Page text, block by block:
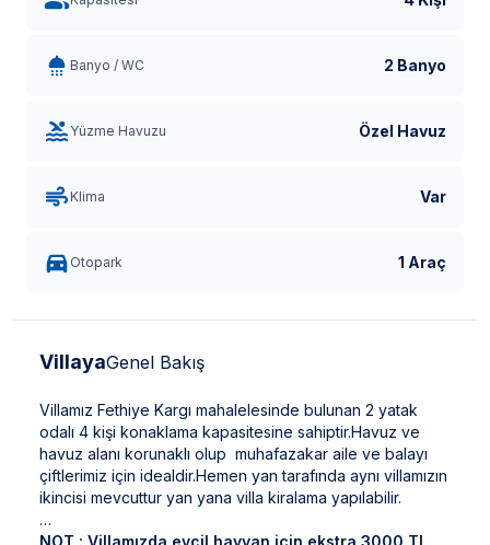
Banyo / WC 2 Banyo
Yüzme Havuzu Özel Havuz
Klima Var
Otopark 1 Araç
VillayaGenel Bakış
Villamız Fethiye Kargı mahalelesinde bulunan 2 yatak
odalı 4 kişi konaklama kapasitesine sahiptir.Havuz ve
havuz alanı korunaklı olup muhafazakar aile ve balayı
çiftlerimiz için idealdir.Hemen yan tarafında aynı villamızın
ikincisi mevcuttur yan yana villa kiralama yapılabilir.
NOT : Villamızda evcil hayvan için ekstra 3000 TL